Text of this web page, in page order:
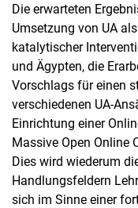
Die erwarteten
Umsetzung von UA
katalytischer
und Ägypten, die
Vorschlags für einen
verschiedenen UA-
Einrichtung einer
Massive Open Online
Dies wird wiederum
Handlungsfeldern
sich im Sinne einer